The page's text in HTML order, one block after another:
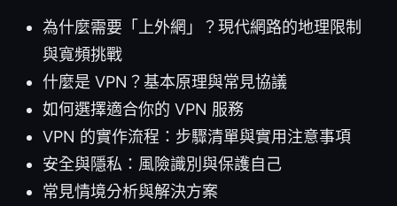
為什麼需要「上外網」？現代網路的地理限制
與寬頻挑戰
什麼是 VPN？基本原理與常見協議
如何選擇適合你的 VPN 服務
VPN 的實作流程：步驟清單與實用注意事項
安全與隱私：風險識別與保護自己
常見情境分析與解決方案